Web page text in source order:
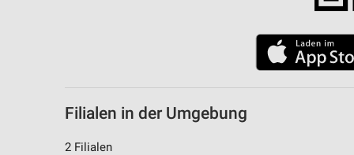
Filialen in der Umgebung
2 Filialen